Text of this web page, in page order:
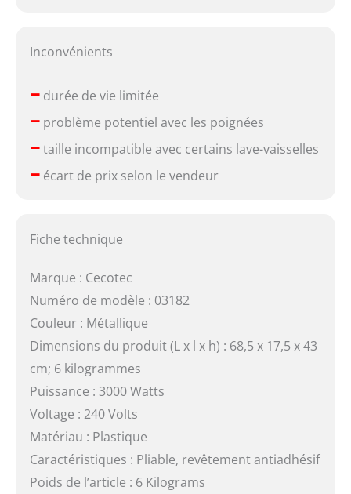
Inconvénients
–durée de vie limitée
–problème potentiel avec les poignées
–taille incompatible avec certains lave-vaisselles
–écart de prix selon le vendeur
Fiche technique
Marque : Cecotec
Numéro de modèle : 03182
Couleur : Métallique
Dimensions du produit (L x l x h) : 68,5 x 17,5 x 43
cm; 6 kilogrammes
Puissance : 3000 Watts
Voltage : 240 Volts
Matériau : Plastique
Caractéristiques : Pliable, revêtement antiadhésif
Poids de l’article : 6 Kilograms